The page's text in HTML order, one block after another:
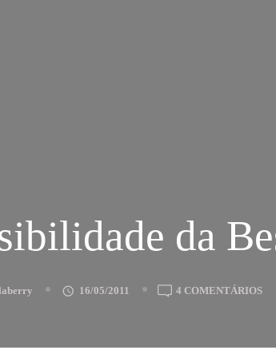
da
16/05/2011 4 COMENTÁRIOSEM